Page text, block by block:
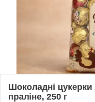
Шоколадні цукерки
праліне, 250 г